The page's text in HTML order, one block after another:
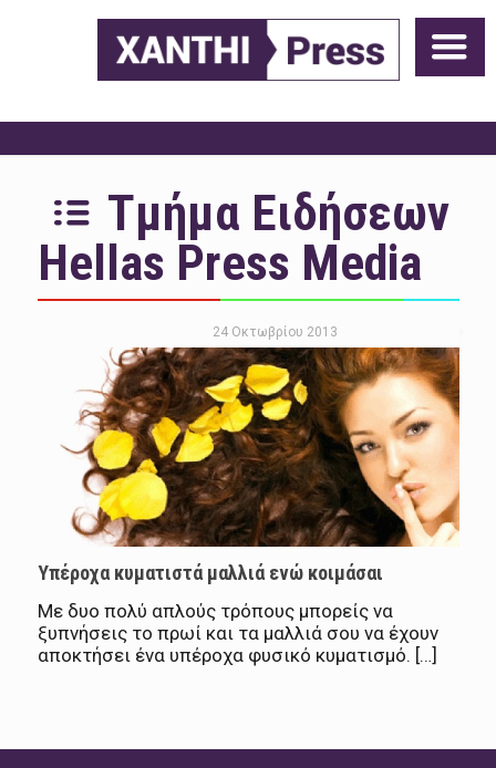
Τμήμα Ειδήσεων
Hellas Press Media
24 Οκτωβρίου 2013
Υπέροχα κυματιστά μαλλιά ενώ κοιμάσαι
Με δυο πολύ απλούς τρόπους μπορείς να
ξυπνήσεις το πρωί και τα μαλλιά σου να έχουν
αποκτήσει ένα υπέροχα φυσικό κυματισμό. […]